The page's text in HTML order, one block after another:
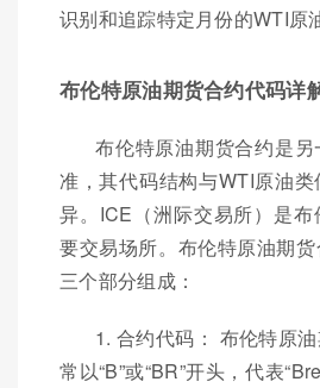
识别和追踪特定月份的WTI原
布伦特原油期货合约代码详
布伦特原油期货合约是
准，其代码结构与WTI原油
异。ICE（洲际交易所）是
要交易场所。布伦特原油期
三个部分组成：
1. 合约代码： 布伦特原
常以“B”或“BR”开头，代表